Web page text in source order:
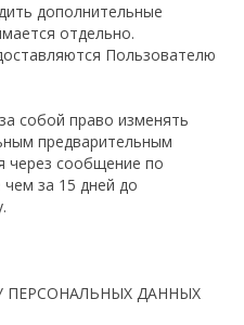
дополнительные
отдельно.
Пользователю
собой право изменять
предварительным
через сообщение по
за 15 дней до
ПЕРСОНАЛЬНЫХ ДАННЫХ